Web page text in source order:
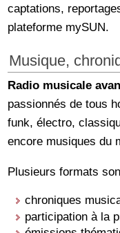
captations,
plateforme mySUN.
Musique,
Radio musicale
passionnés de tous
funk, électro,
encore musiques du
Plusieurs formats
chroniques
participation à la